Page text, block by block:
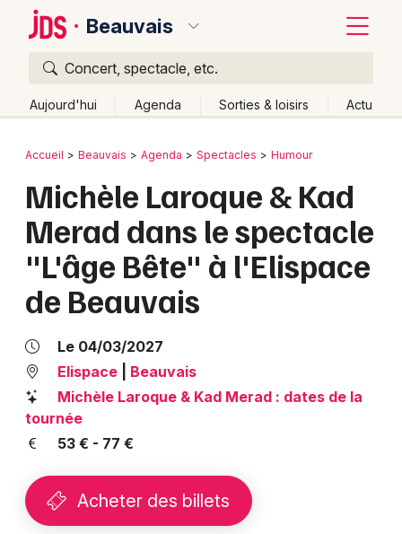
Beauvais
Concert, spectacle, etc.
Aujourd'hui Agenda Sorties & loisirs Actu
Publier un événement
Grands événements
Activité & Expérience
Manifestations
Foires & salons
Spectacles
Concerts
Sports
Bordeaux
Colmar
Lille
Lyon
Marseille
Mulhouse
Montpellier
Nantes
Nice
Paris
Retour
Accueil Beauvais Agenda Spectacles Humour
Michèle Laroque & Kad
Merad dans le spectacle
"L'âge Bête" à l'Elispace
de Beauvais
Le 04/03/2027
Elispace
Beauvais
Michèle Laroque & Kad Merad : dates de la
tournée
53 € - 77 €
Acheter des billets
Quoi ?
Où ?
Près de moi
Changer de lieu
Quand ?
Effacer les dates
Aujourd'hui
Demain Ce week-end Autre